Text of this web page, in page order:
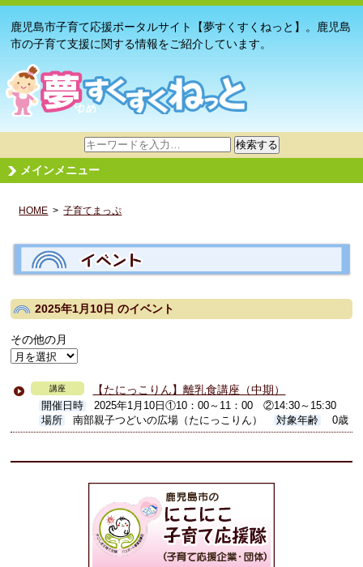
鹿児島市子育て応援ポータルサイト【夢すくすくねっと】。鹿児島
市の子育て支援に関する情報をご紹介しています。
サ
イ
ト
検
検索する
メインメニュー
HOME >子育てまっぷ
2025年1月10日のイベント
その他の月
講座 【たにっこりん】離乳食講座（中期）
開催日時
2025年1月10日①10：00～11：00 ②14:30～15:30
場所
南部親子つどいの広場（たにっこりん） 対象年齢 0歳